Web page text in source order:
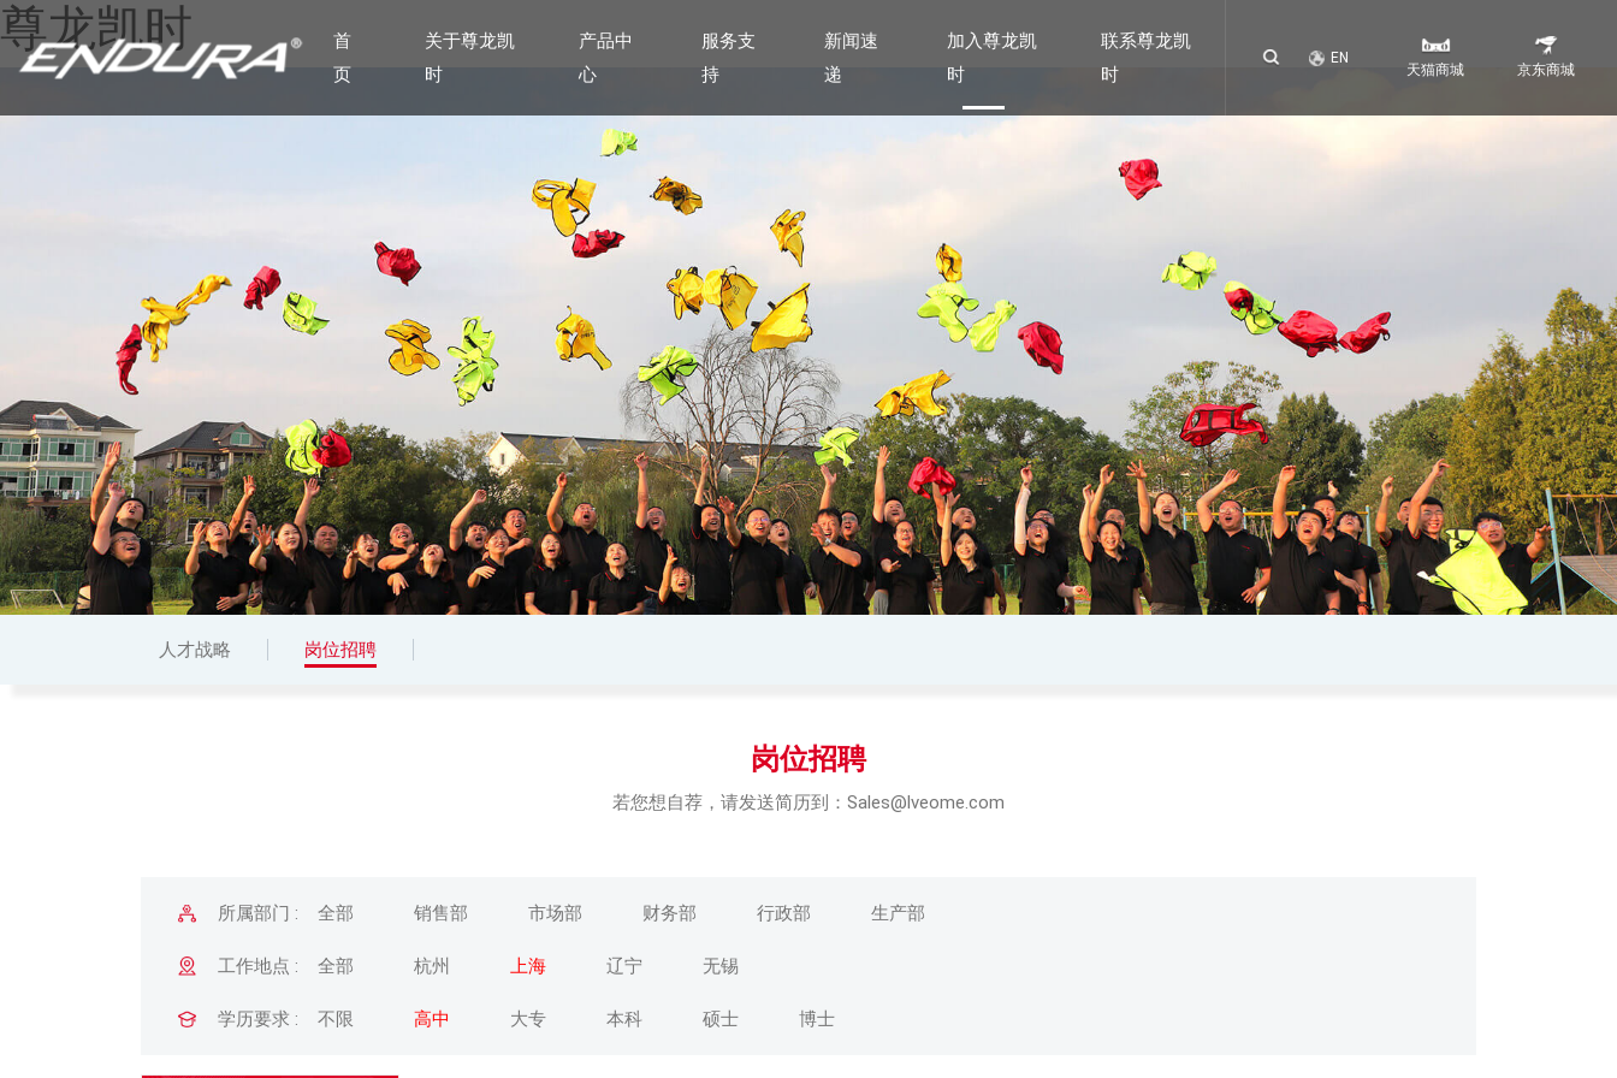
尊龙凯时
首
页
关于尊龙凯
时
产品中
心
服务支
持
新闻速
递
加入尊龙凯
时
联系尊龙凯
时
EN
天猫商城 京东商城
人才战略 岗位招聘
岗位招聘
若您想自荐，请发送简历到：Sales@lveome.com
所属部门 : 全部 销售部 市场部 财务部 行政部 生产部
工作地点 : 全部 杭州 上海 辽宁 无锡
学历要求 : 不限 高中 大专 本科 硕士 博士